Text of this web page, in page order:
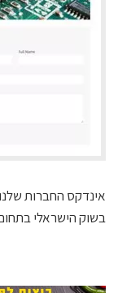
אינדקס החברות
בשוק הישראלי